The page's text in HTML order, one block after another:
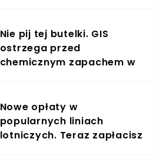
Nie pij tej butelki. GIS
ostrzega przed
chemicznym zapachem w
Nowe opłaty w
popularnych liniach
lotniczych. Teraz zapłacisz